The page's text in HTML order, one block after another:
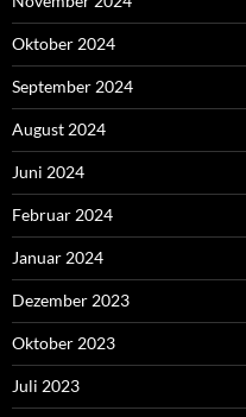
Oktober 2024
September 2024
August 2024
Juni 2024
Februar 2024
Januar 2024
Dezember 2023
Oktober 2023
Juli 2023